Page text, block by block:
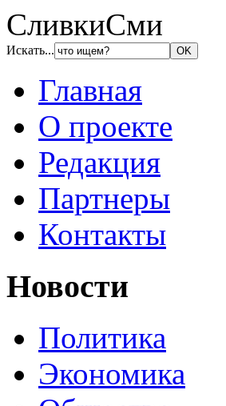
СливкиСми
Искать...
Главная
О проекте
Редакция
Партнеры
Контакты
Новости
Политика
Экономика